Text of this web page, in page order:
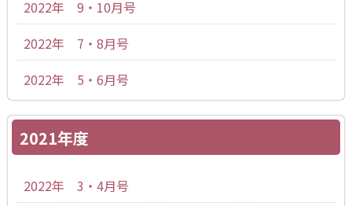
2022年 9・10月号
2022年 7・8月号
2022年 5・6月号
2021年度
2022年 3・4月号